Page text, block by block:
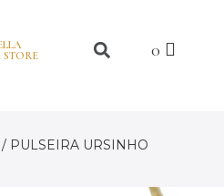
/ PULSEIRA URSINHO